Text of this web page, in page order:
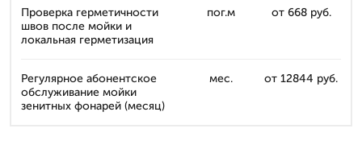
Проверка герметичности
швов после мойки и
локальная герметизация
пог.м от 668 руб.
Регулярное абонентское
обслуживание мойки
зенитных фонарей (месяц)
мес. от 12844 руб.